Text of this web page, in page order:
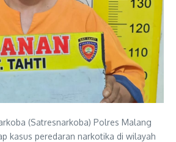
(Satresnarkoba) Polres Malang
kasus peredaran narkotika di wilayah